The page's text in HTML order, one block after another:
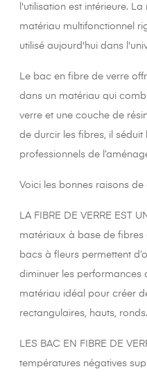
l'utilisation est intérieure.
matériau multifonctionnel
utilisé aujourd'hui dans
Le bac en fibre de verre
dans un matériau qui
verre et une couche de
de durcir les fibres, il
professionnels de
Voici les bonnes raisons
LA FIBRE DE VERRE EST
matériaux à base de fibres
bacs à fleurs permettent
diminuer les performances
matériau idéal pour créer
rectangulaires, hauts, ronds.
LES BAC EN FIBRE DE
températures négatives